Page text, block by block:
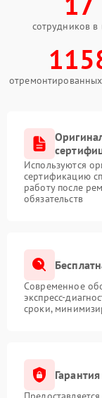
сотрудников в
Используются
сертификацию
работу после
обязательств
Современное
экспресс-
сроки,